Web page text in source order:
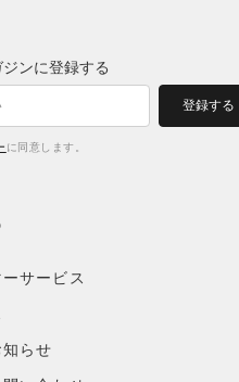
ジンに登録する
登録する
に同意します。
サービス
らせ